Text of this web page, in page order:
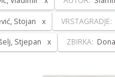
Stojan VRSTAGRADJE:
Stjepan ZBIRKA: